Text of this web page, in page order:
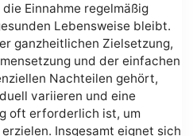
Einnahme regelmäßig
Lebensweise bleibt.
ganzheitlichen Zielsetzung,
und der einfachen
Nachteilen gehört,
variieren und eine
oft erforderlich ist, um
Insgesamt eignet sich